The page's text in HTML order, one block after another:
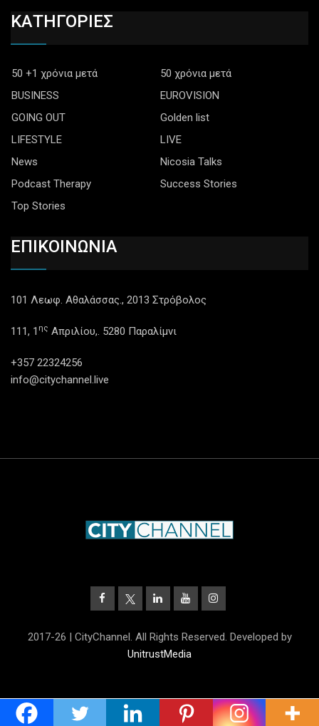
ΚΑΤΗΓΟΡΙΕΣ
50 +1 χρόνια μετά
50 χρόνια μετά
BUSINESS
EUROVISION
GOING OUT
Golden list
LIFESTYLE
LIVE
News
Nicosia Talks
Podcast Therapy
Success Stories
Top Stories
ΕΠΙΚΟΙΝΩΝΙΑ
101 Λεωφ. Αθαλάσσας., 2013 Στρόβολος
111, 1 ης Απριλίου,. 5280 Παραλίμνι
+357 22324256
info@citychannel.live
2017-26 | CityChannel. All Rights Reserved. Developed by
UnitrustMedia